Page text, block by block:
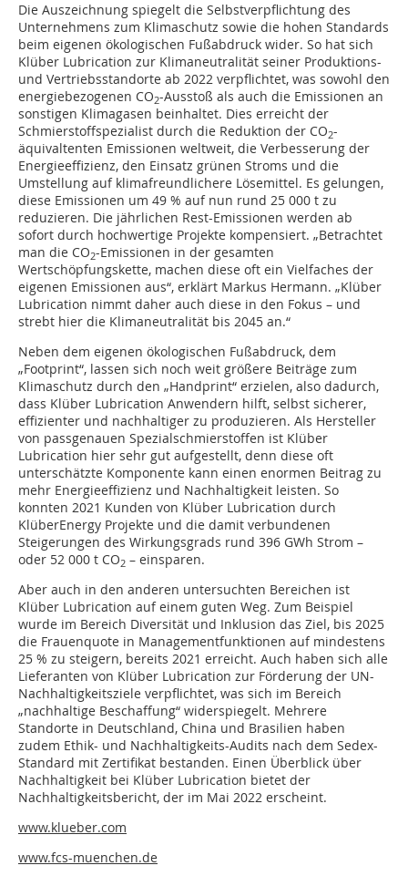
Die Auszeichnung spiegelt die Selbstverpflichtung des
Unternehmens zum Klimaschutz sowie die hohen Standards
beim eigenen ökologischen Fußabdruck wider. So hat sich
Klüber Lubrication zur Klimaneutralität seiner Produktions-
und Vertriebsstandorte ab 2022 verpflichtet, was sowohl den
energiebezogenen CO2-Ausstoß als auch die Emissionen an
sonstigen Klimagasen beinhaltet. Dies erreicht der
Schmierstoffspezialist durch die Reduktion der CO2-
äquivaltenten Emissionen weltweit, die Verbesserung der
Energieeffizienz, den Einsatz grünen Stroms und die
Umstellung auf klimafreundlichere Lösemittel. Es gelungen,
diese Emissionen um 49 % auf nun rund 25 000 t zu
reduzieren. Die jährlichen Rest-Emissionen werden ab
sofort durch hochwertige Projekte kompensiert. „Betrachtet
man die CO2-Emissionen in der gesamten
Wertschöpfungskette, machen diese oft ein Vielfaches der
eigenen Emissionen aus“, erklärt Markus Hermann. „Klüber
Lubrication nimmt daher auch diese in den Fokus – und
strebt hier die Klimaneutralität bis 2045 an.“
Neben dem eigenen ökologischen Fußabdruck, dem
„Footprint“, lassen sich noch weit größere Beiträge zum
Klimaschutz durch den „Handprint“ erzielen, also dadurch,
dass Klüber Lubrication Anwendern hilft, selbst sicherer,
effizienter und nachhaltiger zu produzieren. Als Hersteller
von passgenauen Spezialschmierstoffen ist Klüber
Lubrication hier sehr gut aufgestellt, denn diese oft
unterschätzte Komponente kann einen enormen Beitrag zu
mehr Energieeffizienz und Nachhaltigkeit leisten. So
konnten 2021 Kunden von Klüber Lubrication durch
KlüberEnergy Projekte und die damit verbundenen
Steigerungen des Wirkungsgrads rund 396 GWh Strom –
oder 52 000 t CO2 – einsparen.
Aber auch in den anderen untersuchten Bereichen ist
Klüber Lubrication auf einem guten Weg. Zum Beispiel
wurde im Bereich Diversität und Inklusion das Ziel, bis 2025
die Frauenquote in Managementfunktionen auf mindestens
25 % zu steigern, bereits 2021 erreicht. Auch haben sich alle
Lieferanten von Klüber Lubrication zur Förderung der UN-
Nachhaltigkeitsziele verpflichtet, was sich im Bereich
„nachhaltige Beschaffung“ widerspiegelt. Mehrere
Standorte in Deutschland, China und Brasilien haben
zudem Ethik- und Nachhaltigkeits-Audits nach dem Sedex-
Standard mit Zertifikat bestanden. Einen Überblick über
Nachhaltigkeit bei Klüber Lubrication bietet der
Nachhaltigkeitsbericht, der im Mai 2022 erscheint.
www.klueber.com
www.fcs-muenchen.de